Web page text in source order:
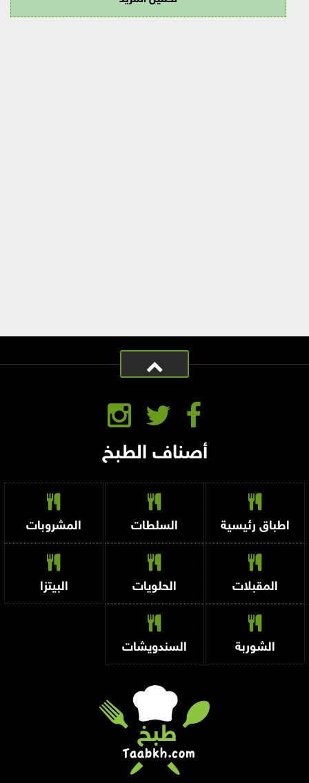
أصناف الطبخ
اطباق رئيسية السلطات المشروبات
المقبلات الحلويات البيتزا
الشوربة السندويشات